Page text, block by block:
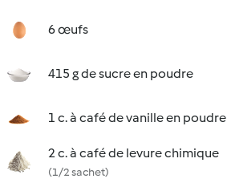
6 œufs
415 g de sucre en poudre
1 c. à café de vanille en poudre
2 c. à café de levure chimique
(1/2 sachet)